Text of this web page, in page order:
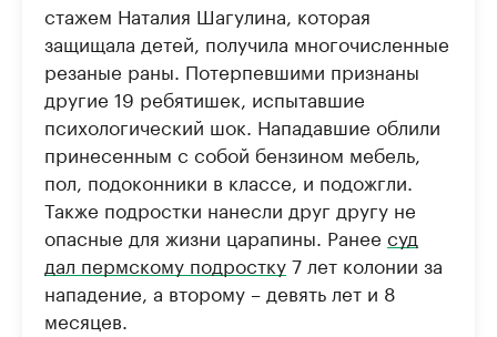
стажем Наталия Шагулина, которая
защищала детей, получила многочисленные
резаные раны. Потерпевшими признаны
другие 19 ребятишек, испытавшие
психологический шок. Нападавшие облили
принесенным с собой бензином мебель,
пол, подоконники в классе, и подожгли.
Также подростки нанесли друг другу не
опасные для жизни царапины. Ранее суд
дал пермскому подростку7 лет колонии за
нападение, а второму – девять лет и 8
месяцев.